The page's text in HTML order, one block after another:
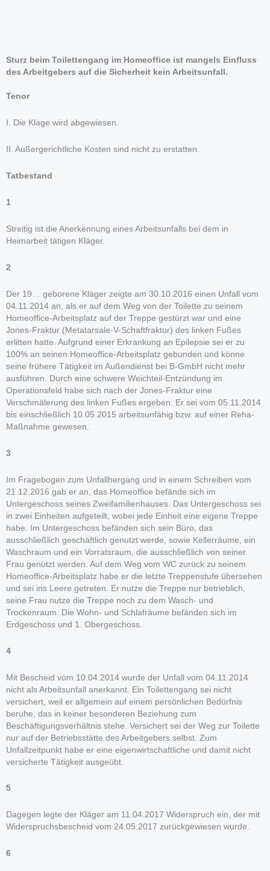
Sturz beim Toilettengang im Homeoffice ist mangels Einfluss
des Arbeitgebers auf die Sicherheit kein Arbeitsunfall.
Tenor
I. Die Klage wird abgewiesen.
II. Außergerichtliche Kosten sind nicht zu erstatten.
Tatbestand
1
Streitig ist die Anerkennung eines Arbeitsunfalls bei dem in
Heimarbeit tätigen Kläger.
2
Der 19… geborene Kläger zeigte am 30.10.2016 einen Unfall vom
04.11.2014 an, als er auf dem Weg von der Toilette zu seinem
Homeoffice-Arbeitsplatz auf der Treppe gestürzt war und eine
Jones-Fraktur (Metatarsale-V-Schaftfraktur) des linken Fußes
erlitten hatte. Aufgrund einer Erkrankung an Epilepsie sei er zu
100% an seinen Homeoffice-Arbeitsplatz gebunden und könne
seine frühere Tätigkeit im Außendienst bei B-GmbH nicht mehr
ausführen. Durch eine schwere Weichteil-Entzündung im
Operationsfeld habe sich nach der Jones-Fraktur eine
Verschmälerung des linken Fußes ergeben. Er sei vom 05.11.2014
bis einschließlich 10.05.2015 arbeitsunfähig bzw. auf einer Reha-
Maßnahme gewesen.
3
Im Fragebogen zum Unfallhergang und in einem Schreiben vom
21.12.2016 gab er an, das Homeoffice befände sich im
Untergeschoss seines Zweifamilienhauses. Das Untergeschoss sei
in zwei Einheiten aufgeteilt, wobei jede Einheit eine eigene Treppe
habe. Im Untergeschoss befänden sich sein Büro, das
ausschließlich geschäftlich genutzt werde, sowie Kellerräume, ein
Waschraum und ein Vorratsraum, die ausschließlich von seiner
Frau genützt werden. Auf dem Weg vom WC zurück zu seinem
Homeoffice-Arbeitsplatz habe er die letzte Treppenstufe übersehen
und sei ins Leere getreten. Er nutze die Treppe nur betrieblich,
seine Frau nutze die Treppe noch zu dem Wasch- und
Trockenraum. Die Wohn- und Schlafräume befänden sich im
Erdgeschoss und 1. Obergeschoss.
4
Mit Bescheid vom 10.04.2014 wurde der Unfall vom 04.11.2014
nicht als Arbeitsunfall anerkannt. Ein Toilettengang sei nicht
versichert, weil er allgemein auf einem persönlichen Bedürfnis
beruhe, das in keiner besonderen Beziehung zum
Beschäftigungsverhältnis stehe. Versichert sei der Weg zur Toilette
nur auf der Betriebsstätte des Arbeitgebers selbst. Zum
Unfallzeitpunkt habe er eine eigenwirtschaftliche und damit nicht
versicherte Tätigkeit ausgeübt.
5
Dagegen legte der Kläger am 11.04.2017 Widerspruch ein, der mit
Widerspruchsbescheid vom 24.05.2017 zurückgewiesen wurde.
6